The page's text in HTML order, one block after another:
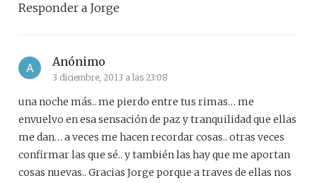
Responder a Jorge
Anónimo
3 diciembre, 2013 a las 23:08
una noche más.. me pierdo entre tus rimas… me
envuelvo en esa sensación de paz y tranquilidad que ellas
me dan… a veces me hacen recordar cosas.. otras veces
confirmar las que sé.. y también las hay que me aportan
cosas nuevas.. Gracias Jorge porque a traves de ellas nos